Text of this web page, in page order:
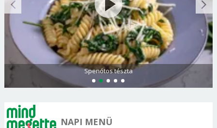
Görögdinnye-limonádé
NAPI MENÜ